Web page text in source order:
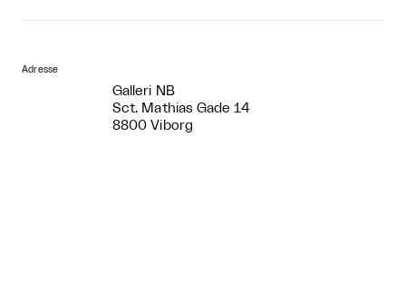
Adresse
Galleri NB
Sct. Mathias Gade 14
8800 Viborg